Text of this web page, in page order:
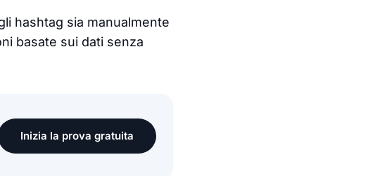
hashtag sia manualmente
basate sui dati senza
Inizia la prova gratuita